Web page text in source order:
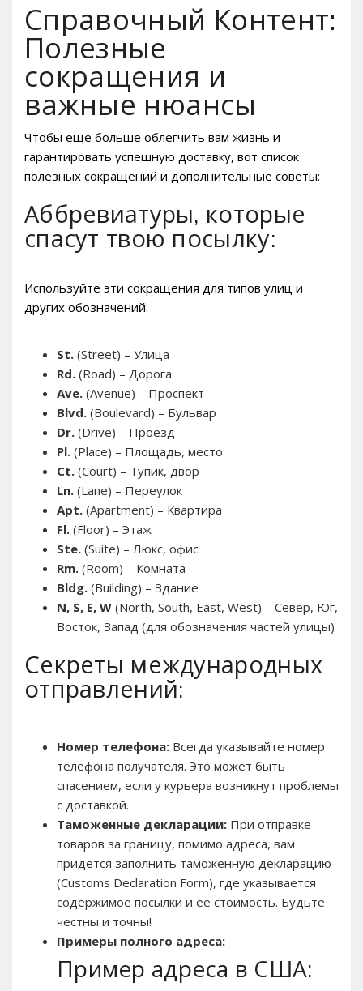
Справочный Контент:
Полезные
сокращения и
важные нюансы
Чтобы еще больше облегчить вам жизнь и
гарантировать успешную доставку, вот список
полезных сокращений и дополнительные советы:
Аббревиатуры, которые
спасут твою посылку:
Используйте эти сокращения для типов улиц и
других обозначений:
St. (Street) – Улица
Rd. (Road) – Дорога
Ave. (Avenue) – Проспект
Blvd. (Boulevard) – Бульвар
Dr. (Drive) – Проезд
Pl. (Place) – Площадь, место
Ct. (Court) – Тупик, двор
Ln. (Lane) – Переулок
Apt. (Apartment) – Квартира
Fl. (Floor) – Этаж
Ste. (Suite) – Люкс, офис
Rm. (Room) – Комната
Bldg. (Building) – Здание
N, S, E, W (North, South, East, West) – Север, Юг,
Восток, Запад (для обозначения частей улицы)
Секреты международных
отправлений:
Номер телефона: Всегда указывайте номер
телефона получателя. Это может быть
спасением, если у курьера возникнут проблемы
с доставкой.
Таможенные декларации: При отправке
товаров за границу, помимо адреса, вам
придется заполнить таможенную декларацию
(Customs Declaration Form), где указывается
содержимое посылки и ее стоимость. Будьте
честны и точны!
Примеры полного адреса:
Пример адреса в США: